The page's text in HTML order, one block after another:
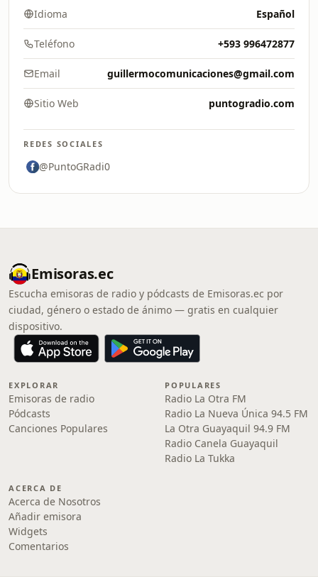
Idioma Español
Teléfono +593 996472877
Email guillermocomunicaciones@gmail.com
Sitio Web puntogradio.com
REDES SOCIALES
@PuntoGRadi0
Emisoras.ec
Escucha emisoras de radio y pódcasts de Emisoras.ec por
ciudad, género o estado de ánimo — gratis en cualquier
dispositivo.
EXPLORAR
Emisoras de radio
Pódcasts
Canciones Populares
POPULARES
Radio La Otra FM
Radio La Nueva Única 94.5 FM
La Otra Guayaquil 94.9 FM
Radio Canela Guayaquil
Radio La Tukka
ACERCA DE
Acerca de Nosotros
Añadir emisora
Widgets
Comentarios